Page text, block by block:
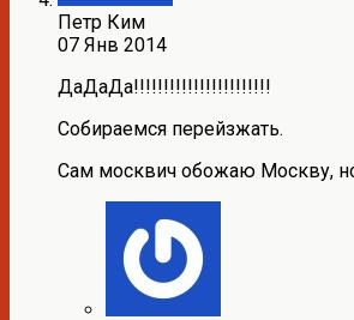
Петр Ким
07 Янв 2014
ДаДаДа!!!!!!!!!!!!!!!!!!!!!!!
Собираемся перейзжать.
Сам москвич обожаю Москву,